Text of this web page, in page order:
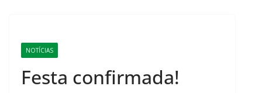
NOTÍCIAS
Festa confirmada!